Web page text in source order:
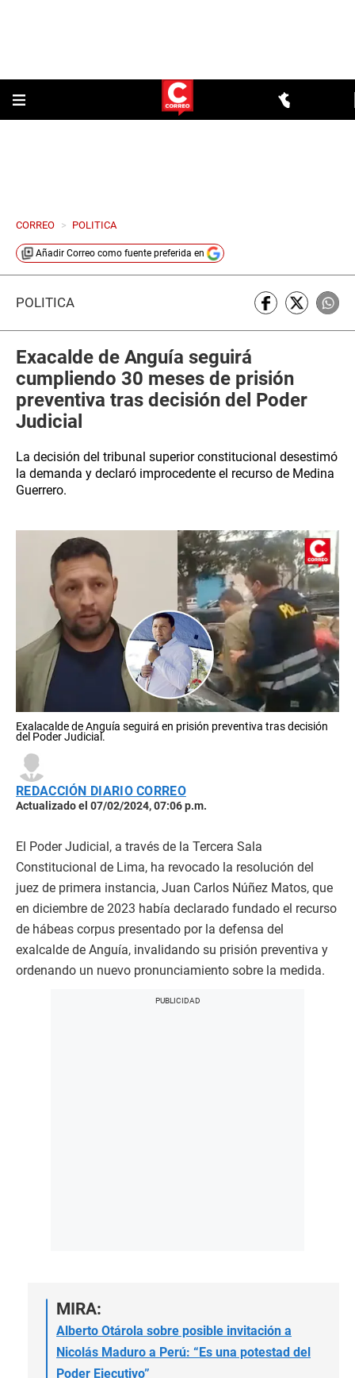
CORREO > POLITICA
Añadir Correo como fuente preferida en
POLÍTICA
Exacalde de Anguía seguirá
cumpliendo 30 meses de prisión
preventiva tras decisión del Poder
Judicial
La decisión del tribunal superior constitucional desestimó
la demanda y declaró improcedente el recurso de Medina
Guerrero.
Exalacalde de Anguía seguirá en prisión preventiva tras decisión
del Poder Judicial.
REDACCIÓN DIARIO CORREO
Actualizado el 07/02/2024, 07:06 p.m.
El Poder Judicial, a través de la Tercera Sala
Constitucional de Lima, ha revocado la resolución del
juez de primera instancia, Juan Carlos Núñez Matos, que
en diciembre de 2023 había declarado fundado el recurso
de hábeas corpus presentado por la defensa del
exalcalde de Anguía, invalidando su prisión preventiva y
ordenando un nuevo pronunciamiento sobre la medida.
MIRA:
Alberto Otárola sobre posible invitación a
Nicolás Maduro a Perú: “Es una potestad del
Poder Ejecutivo”